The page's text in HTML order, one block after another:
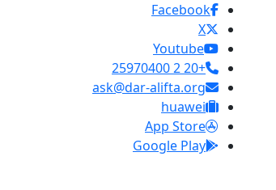
Facebook
X
Youtube
+20 2 25970400
ask@dar-alifta.org
huawei
App Store
Google Play